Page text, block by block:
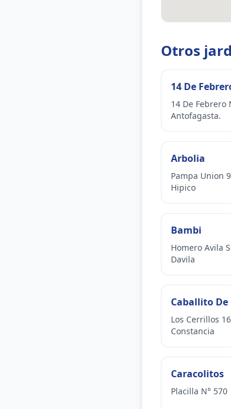
Otros
14 De
14 De Febrero
Antofagasta.
Arbolia
Pampa Union
Hipico
Bambi
Homero Avila
Davila
Caballito De
Los Cerrillos
Constancia
Caracolitos
Placilla N° 570